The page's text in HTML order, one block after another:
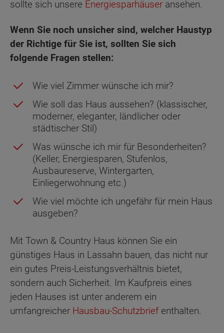
sollte sich unsere Energiesparhäuser ansehen.
Wenn Sie noch unsicher sind, welcher Haustyp
der Richtige für Sie ist, sollten Sie sich
folgende Fragen stellen:
Wie viel Zimmer wünsche ich mir?
Wie soll das Haus aussehen? (klassischer,
moderner, eleganter, ländlicher oder
städtischer Stil)
Was wünsche ich mir für Besonderheiten?
(Keller, Energiesparen, Stufenlos,
Ausbaureserve, Wintergarten,
Einliegerwohnung etc.)
Wie viel möchte ich ungefähr für mein Haus
ausgeben?
Mit Town & Country Haus können Sie ein
günstiges Haus in Lassahn bauen, das nicht nur
ein gutes Preis-Leistungsverhältnis bietet,
sondern auch Sicherheit. Im Kaufpreis eines
jeden Hauses ist unter anderem ein
umfangreicher Hausbau-Schutzbriefenthalten.